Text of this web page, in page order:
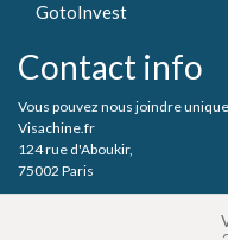
GotoInvest
Contact info
Vous pouvez nous joindre
Visachine.fr
124 rue d'Aboukir,
75002 Paris